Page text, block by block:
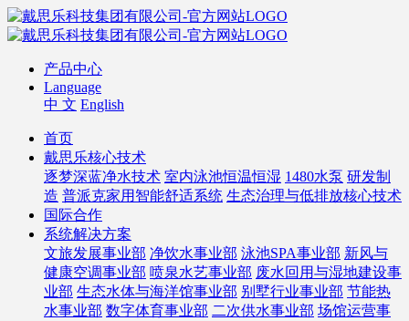
产品中心
Language
中 文 English
首页
戴思乐核心技术
逐梦深蓝净水技术 室内泳池恒温恒湿 1480水泵 研发制
造 普派克家用智能舒适系统 生态治理与低排放核心技术
国际合作
系统解决方案
文旅发展事业部 净饮水事业部 泳池SPA事业部 新风与
健康空调事业部 喷泉水艺事业部 废水回用与湿地建设事
业部 生态水体与海洋馆事业部 别墅行业事业部 节能热
水事业部 数字体育事业部 二次供水事业部 场馆运营事